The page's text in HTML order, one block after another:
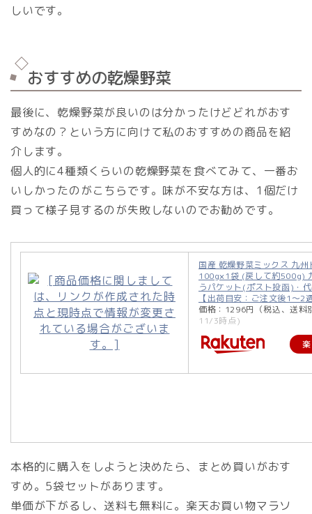
しいです。
おすすめの乾燥野菜
最後に、乾燥野菜が良いのは分かったけどどれがおす
すめなの？という方に向けて私のおすすめの商品を紹
介します。
個人的に4種類くらいの乾燥野菜を食べてみて、一番お
いしかったのがこちらです。味が不安な方は、1個だけ
買って様子見するのが失敗しないのでお勧めです。
国産 乾燥野菜ミックス 九州
100g×1袋 (戻して約500g)
うパケット(ポスト投函)・
【出荷目安：ご注文後1〜2
価格：1296円（税込、送料
11/3時点)
本格的に購入をしようと決めたら、まとめ買いがおす
すめ。5袋セットがあります。
単価が下がるし、送料も無料に。楽天お買い物マラソ